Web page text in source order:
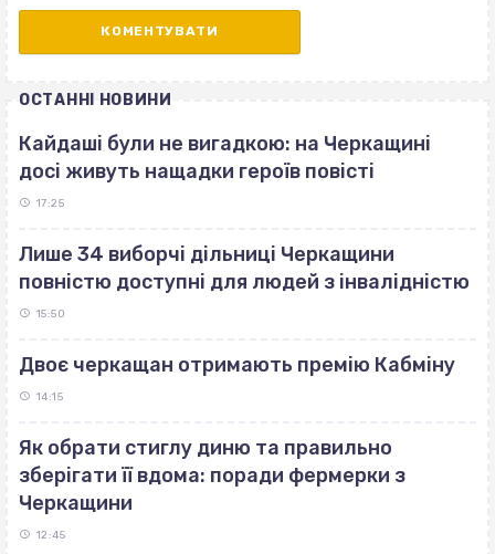
ОСТАННІ НОВИНИ
Кайдаші були не вигадкою: на Черкащині
досі живуть нащадки героїв повісті
17:25
Лише 34 виборчі дільниці Черкащини
повністю доступні для людей з інвалідністю
15:50
Двоє черкащан отримають премію Кабміну
14:15
Як обрати стиглу диню та правильно
зберігати її вдома: поради фермерки з
Черкащини
12:45